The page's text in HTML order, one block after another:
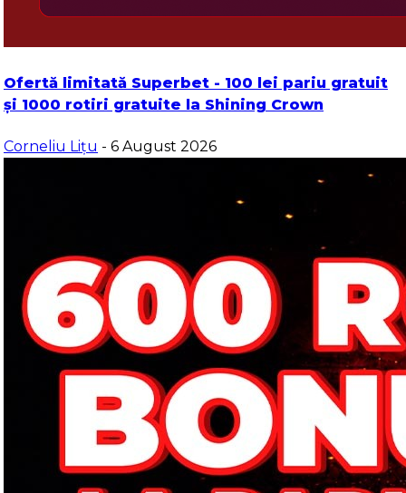
Ofertă limitată Superbet - 100 lei pariu gratuit
și 1000 rotiri gratuite la Shining Crown
Corneliu Lițu - 6 August 2026